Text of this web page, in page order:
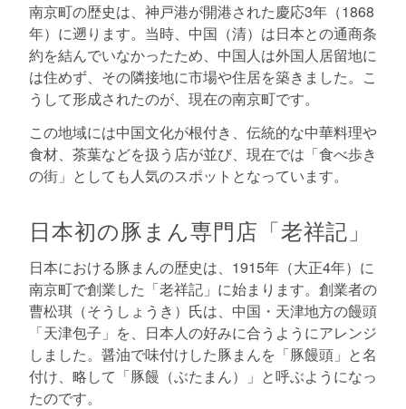
南京町の歴史は、神戸港が開港された慶応3年（1868
年）に遡ります。当時、中国（清）は日本との通商条
約を結んでいなかったため、中国人は外国人居留地に
は住めず、その隣接地に市場や住居を築きました。こ
うして形成されたのが、現在の南京町です。
この地域には中国文化が根付き、伝統的な中華料理や
食材、茶葉などを扱う店が並び、現在では「食べ歩き
の街」としても人気のスポットとなっています。
日本初の豚まん専門店「老祥記」
日本における豚まんの歴史は、1915年（大正4年）に
南京町で創業した「老祥記」に始まります。創業者の
曹松琪（そうしょうき）氏は、中国・天津地方の饅頭
「天津包子」を、日本人の好みに合うようにアレンジ
しました。醤油で味付けした豚まんを「豚饅頭」と名
付け、略して「豚饅（ぶたまん）」と呼ぶようになっ
たのです。